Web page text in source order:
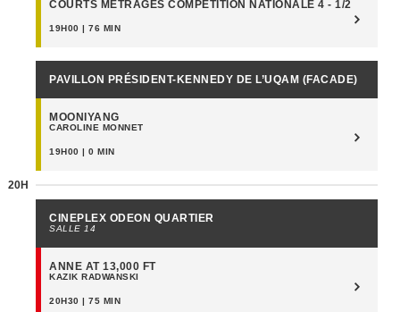
COURTS MÉTRAGES COMPÉTITION NATIONALE 4 - 1/2
19H00 | 76 MIN
PAVILLON PRÉSIDENT-KENNEDY DE L’UQAM (FACADE)
MOONIYANG
CAROLINE MONNET
19H00 | 0 MIN
20H
CINEPLEX ODEON QUARTIER
SALLE 14
ANNE AT 13,000 FT
KAZIK RADWANSKI
20H30 | 75 MIN